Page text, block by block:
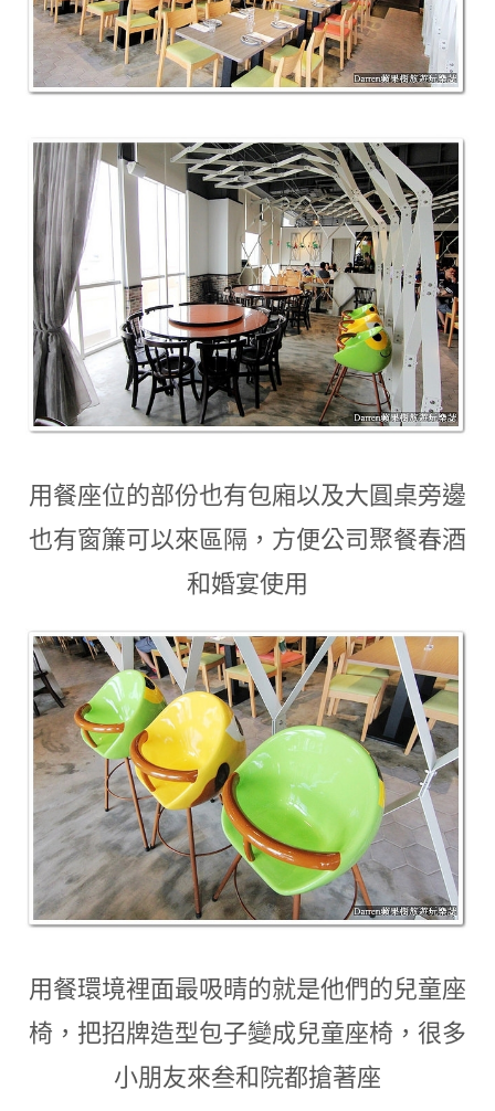
用餐座位的部份也有包廂以及大圓桌旁邊
也有窗簾可以來區隔 ， 方便公司聚餐春酒
和婚宴使用
用餐環境裡面最吸晴的就是他們的兒童座
椅 ， 把招牌造型包子變成兒童座椅 ， 很多
小朋友來叁和院都搶著座